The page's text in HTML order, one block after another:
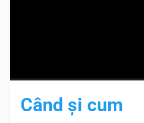
Când și cum